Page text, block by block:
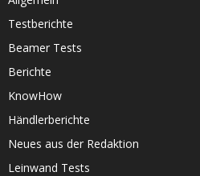
Testberichte
Beamer Tests
Berichte
KnowHow
Händlerberichte
Neues aus der Redaktion
Leinwand Tests